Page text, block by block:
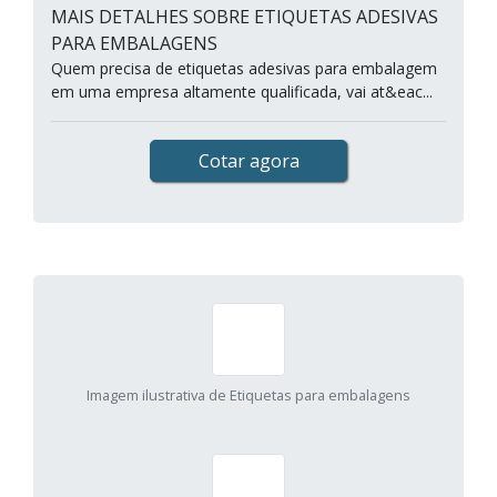
MAIS DETALHES SOBRE ETIQUETAS ADESIVAS
PARA EMBALAGENS
Quem precisa de etiquetas adesivas para embalagem
em uma empresa altamente qualificada, vai at&eac...
Cotar agora
Imagem ilustrativa de Etiquetas para embalagens